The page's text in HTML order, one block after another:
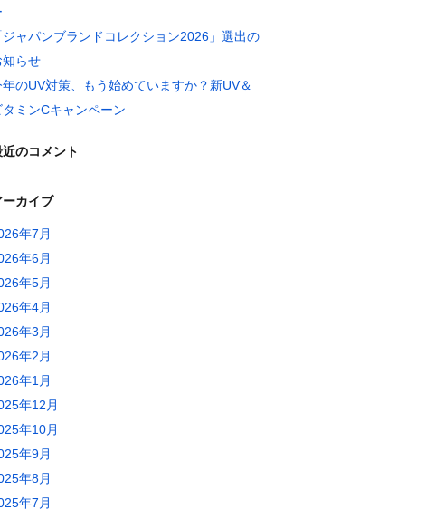
ジャパンブランドコレクション2026」選出の
知らせ
年のUV対策、もう始めていますか？新UV＆
タミンCキャンペーン
近のコメント
ーカイブ
年7月
年6月
年5月
年4月
年3月
年2月
年1月
年12月
年10月
年9月
年8月
年7月